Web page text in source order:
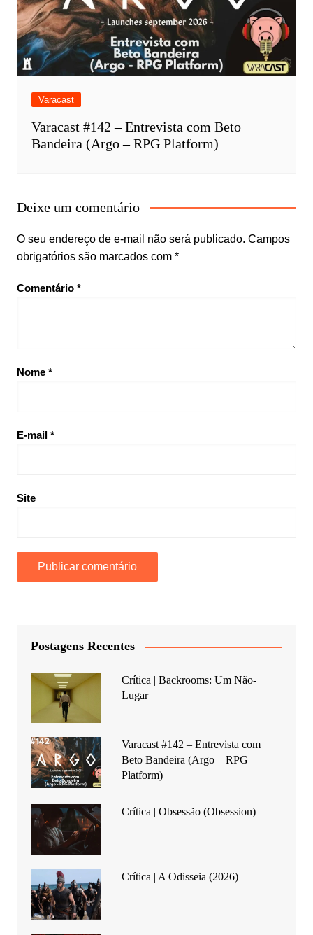
Varacast
Varacast #142 – Entrevista com Beto
Bandeira (Argo – RPG Platform)
Deixe um comentário
O seu endereço de e-mail não será publicado. Campos
obrigatórios são marcados com *
Comentário *
Nome *
E-mail *
Site
Postagens Recentes
Crítica | Backrooms: Um Não-
Lugar
Varacast #142 – Entrevista com
Beto Bandeira (Argo – RPG
Platform)
Crítica | Obsessão (Obsession)
Crítica | A Odisseia (2026)